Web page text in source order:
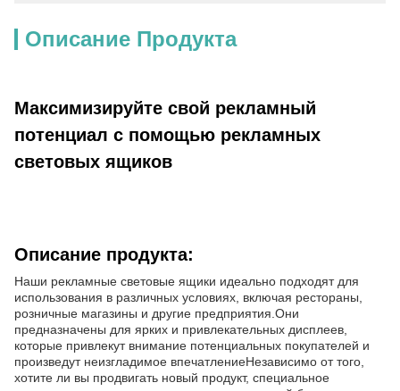
Описание Продукта
Максимизируйте свой рекламный
потенциал с помощью рекламных
световых ящиков
Описание продукта:
Наши рекламные световые ящики идеально подходят для
использования в различных условиях, включая рестораны,
розничные магазины и другие предприятия.Они
предназначены для ярких и привлекательных дисплеев,
которые привлекут внимание потенциальных покупателей и
произведут неизгладимое впечатлениеНезависимо от того,
хотите ли вы продвигать новый продукт, специальное